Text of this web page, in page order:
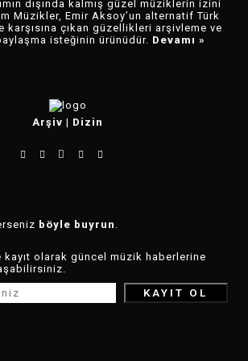
dışında kalmış güzel müziklerin izini
Müzikler, Emir Aksoy’un alternatif Türk
karşısına çıkan güzellikleri arşivleme ve
isteğinin ürünüdür. Devamı »
Arşiv | Dizin
böyle buyrun .
olarak güncel müzik haberlerine